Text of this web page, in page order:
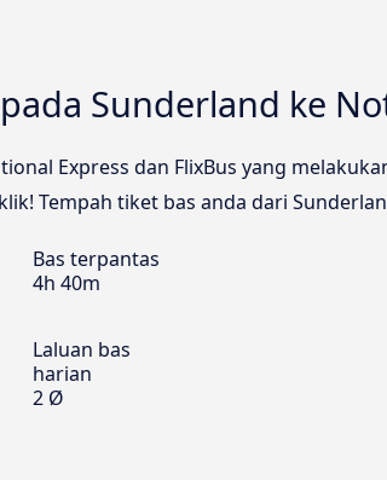
Sunderland ke
Express dan FlixBus yang
Tempah tiket bas anda dari
Bas terpantas
4h 40m
Laluan bas
harian
2 Ø